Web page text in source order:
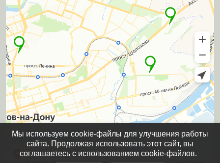
Мы используем cookie-файлы для улучшения работы
сайта. Продолжая использовать этот сайт, вы
соглашаетесь с использованием cookie-файлов.